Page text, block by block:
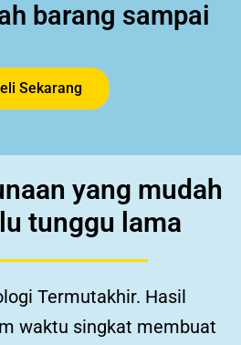
barang sampai
Sekarang
yang mudah
tunggu lama
Termutakhir. Hasil
waktu singkat membuat